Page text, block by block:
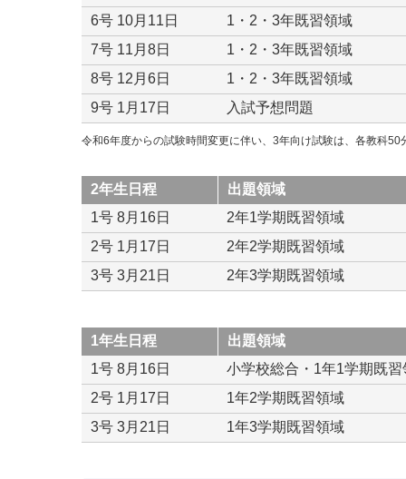
6号 10月11日
1・2・3年既習領域
7号 11月8日
1・2・3年既習領域
8号 12月6日
1・2・3年既習領域
9号 1月17日
入試予想問題
令和6年度からの試験時間変更に伴い、3年向け試験は、各教科
2年生日程
出題領域
1号 8月16日
2年1学期既習領域
2号 1月17日
2年2学期既習領域
3号 3月21日
2年3学期既習領域
1年生日程
出題領域
1号 8月16日
小学校総合・1年1学期既習
2号 1月17日
1年2学期既習領域
3号 3月21日
1年3学期既習領域